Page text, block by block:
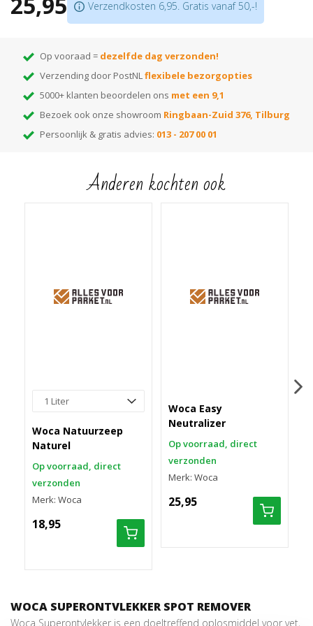
TIP: Lees ook onze blog: Hoe verwijder ik vlekken uit een houten vloer
Verzendkosten 6,95. Gratis vanaf 50,-!
Op vooraad = dezelfde dag verzonden!
Verzending door PostNLflexibele bezorgopties
5000+ klanten beoordelen ons met een 9,1
Bezoek ook onze showroom Ringbaan-Zuid 376, Tilburg
Persoonlijk & gratis advies: 013 - 207 00 01
Anderen kochten ook
Woca Natuurzeep
Naturel
Op voorraad, direct
verzonden
Merk: Woca
18,95
Woca Easy
Neutralizer
Op voorraad, direct
verzonden
Merk: Woca
25,95
WOCA SUPERONTVLEKKER SPOT REMOVER
Woca Superontvlekker is een doeltreffend oplosmiddel voor vet,